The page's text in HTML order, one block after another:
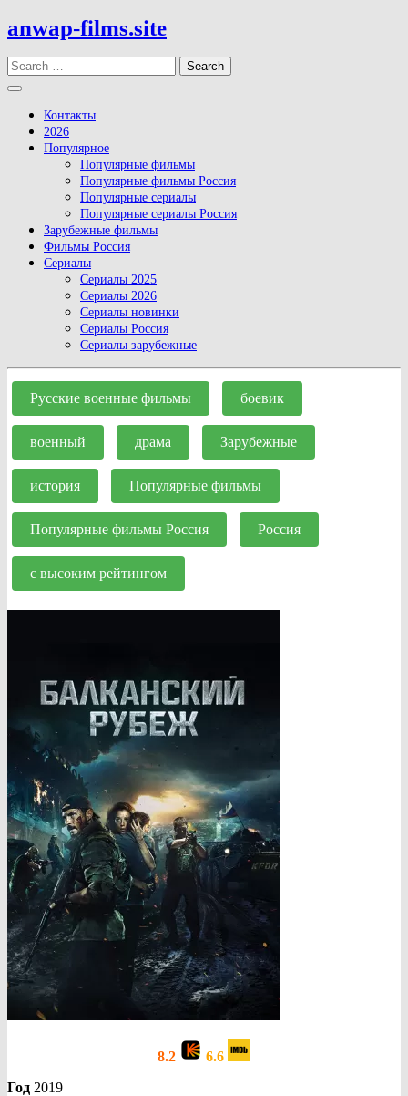
Skip
to
content
anwap-films.site
Search
Open
Button
Контакты
2026
Популярное
Популярные фильмы
Популярные фильмы Россия
Популярные сериалы
Популярные сериалы Россия
Зарубежные фильмы
Фильмы Россия
Сериалы
Сериалы 2025
Сериалы 2026
Сериалы новинки
Сериалы Россия
Сериалы зарубежные
Close
Button
Русские военные фильмы боевик
военный драма Зарубежные
история Популярные фильмы
Популярные фильмы Россия Россия
с высоким рейтингом
8.2
6.6
Год 2019